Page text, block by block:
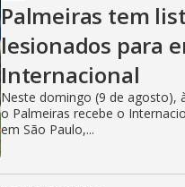
Palmeiras tem
lesionados para
Internacional
Neste domingo (9 de agosto),
o Palmeiras recebe o
em São Paulo,...